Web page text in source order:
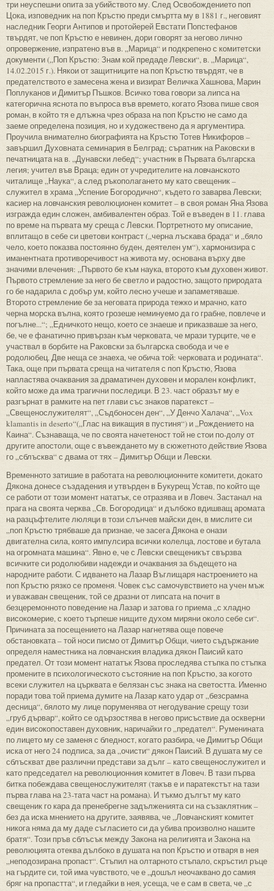
три неуспешни опита за убийството му. След Освобождението поп
Цока, изповедник на поп Кръстю преди смъртта му в 1881 г., неговият
наследник Георги Антипов и протойерей Евстати Попстефанов
твърдят, че поп Кръстю е невинен, дори говорят за негово лично
опровержение, изпратено във в. „Марица“ и подкрепено с комитетски
документи („Поп Кръстю: Знам кой предаде Левски“, в. „Марица“,
14.02.2015 г.). Някои от защитниците на поп Кръстю твърдят, че в
предателството е замесена жена и визират Величка Хашнова, Марин
Поплуканов и Димитър Пъшков. Всичко това говори за липса на
категорична яснота по въпроса във времето, когато Язова пише своя
роман, в който тя е длъжна чрез образа на поп Кръстю не само да
заеме определена позиция, но и художествено да я аргументира.
Проучила внимателно биографията на Кръстю Тотев Никифоров –
завършил Духовната семинария в Белград; съратник на Раковски в
печатницата на в. „Дунавски лебед“; участник в Първата българска
легия; учител във Враца; един от учредителите на ловчанското
читалище „Наука“, а след ръкополагането му като свещеник –
служител в храма „Успение Богородично“, където го заварва Левски;
касиер на ловчанския революционен комитет – в своя роман Яна Язова
изгражда един сложен, амбивалентен образ. Той е въведен в 11. глава
по време на първата му среща с Левски. Портретното му описание,
вплитащо в себе си цветови контраст („черна лъскава брада“ и „бяло
чело, което показва постоянно буден, деятелен ум“), хармонизира с
иманентната противоречивост на живота му, основана върху две
значими влечения: „Първото бе към наука, второто към духовен живот.
Първото стремление за него бе светло и радостно, защото природата
го бе надарила с добър ум, който лесно учеше и запаметяваше.
Второто стремление бе за неговата природа тежко и мрачно, като
черна морска вълна, която грозеше неминуемо да го грабне, повлече и
погълне...“; „Едничкото нещо, което се знаеше и приказваше за него,
бе, че е фанатично привързан към черковата, че мрази турците, че е
участвал в борбите на Раковски за българска свобода и че е
родолюбец. Две неща се знаеха, че обича той: черковата и родината“.
Така, още при първата среща на читателя с поп Кръстю, Язова
напластява очаквания за драматичен духовен и морален конфликт,
който може да има трагични последици. В 23. част образът му е
разгърнат в рамките на пет глави със знаков паратекст –
„Свещенослужителят“, „Съдбоносен ден“, „У Денчо Халача“, „Vox
klamantis in deserto“(„Глас на викащия в пустиня“) и „Рождението на
Каина“. Съзнаваща, че по своята начетеност той не стои по-долу от
другите апостоли, още с въвеждането му в сюжетното действие Язова
го „сблъсква“ с двама от тях – Димитър Общи и Левски.
Временното затишие в работата на революционните комитети, докато
Дякона донесе създадения и утвърден в Букурещ Устав, по който ще
се работи от този момент нататък, се отразява и в Ловеч. Застанал на
прага на своята черква „Св. Богородица“ и дълбоко вдишващ аромата
на разцъфтелите люляци в този слънчев майски ден, в мислите си
„поп Кръстю трябваше да признае, че засега Дякона е онази
двигателна сила, която импулсира всички колелца, лостове и бутала
на огромната машина“. Явно е, че с Левски свещеникът свързва
всичките си родолюбиви надежди и очаквания за бъдещето на
народните работи. С идването на Лазар Въглищаря настроението на
поп Кръстю рязко се променя. Човек със самочувствието на учен мъж
и уважаван свещеник, той се дразни от липсата на почит в
безцеремонното поведение на Лазар и затова го приема „с хладно
високомерие, с което търпеше нищите духом миряни около себе си“.
Причината за посещението на Лазар нагнетява още повече
обстановката – той носи писмо от Димитър Общи, чието съдържание
определя наместника на ловчанския владика дякон Паисий като
предател. От този момент нататък Язова проследява стъпка по стъпка
промените в психологическото състояние на поп Кръстю, за когото
всеки служител на църквата е белязан със знака на светостта. Именно
поради това той приема думите на Лазар като удар от „безсрамна
десница“, бялото му лице поруменява от негодувание срещу този
„груб дървар“, който се одързостява в негово присъствие да оскверни
един високопоставен духовник, наричайки го „предател“. Руменината
по лицето му се заменя с бледност, когато разбира, че Димитър Общи
иска от него 24 подписа, за да „очисти“ дякон Паисий. В душата му се
сблъскват две различни представи за дълг – като свещенослужител и
като председател на революционния комитет в Ловеч. В тази първа
битка побеждава свещенослужителят (такъв е и паратекстът на тази
първа глава на 23-тата част на романа). И тъкмо дългът му като
свещеник го кара да пренебрегне задълженията си на съзаклятник –
без да иска мнението на другите, заявява, че „Ловчанският комитет
никога няма да му даде съгласието си да убива произволно нашите
братя“. Този пръв сблъсък между Закона на религията и Закона на
революцията отеква дълбоко в душата на поп Кръстю и отваря в нея
„неподозирана пропаст“. Стъпил на олтарното стъпало, скръстил ръце
на гърдите си, той има чувството, че е „дошъл неочаквано до самия
бряг на пропастта“, и гледайки в нея, усеща, че е сам в света, че „с